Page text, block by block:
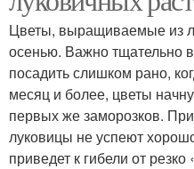
Цветы, выращиваемые из
осенью. Важно тщательно
посадить слишком рано,
месяц и более, цветы
первых же заморозков.
луковицы не успеют
приведет к гибели от